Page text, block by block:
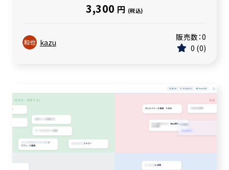
3,300 円 (税込)
kazu
販売数：0
0 0